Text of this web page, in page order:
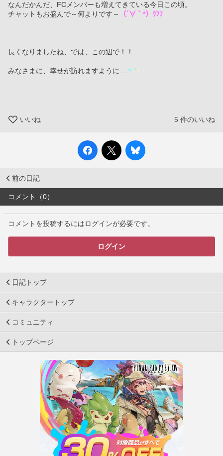
なんだかんだ、FCメンバーも増えてきている今日この頃。
チャットもお盛んで～何よりです～
（´∀｀*）ｳﾌﾌ
長くなりましたね、では、この辺で！！
みなさまに、幸せが訪れますように… ＊ °+.
いいね 5 件のいいね
前の日記
コメント（0）
コメントを投稿するにはログインが必要です。
ログイン
日記トップ
キャラクタートップ
コミュニティ
トップページ